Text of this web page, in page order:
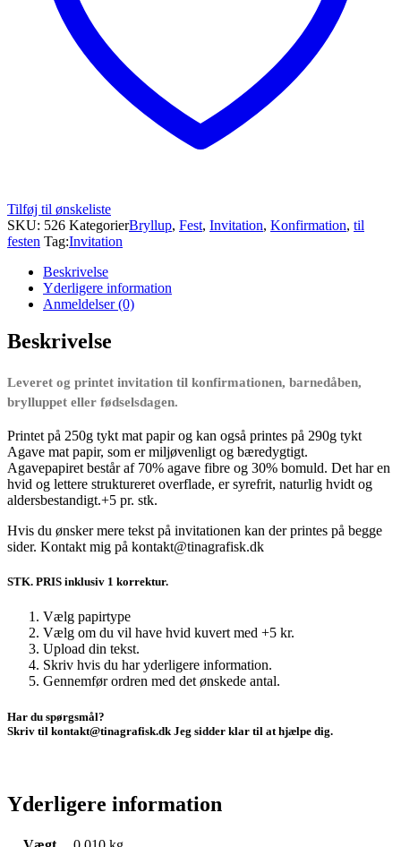
Tilføj til ønskeliste
SKU: 526 KategorierBryllup, Fest, Invitation, Konfirmation, til
festen Tag:Invitation
Beskrivelse
Yderligere information
Anmeldelser (0)
Beskrivelse
Leveret og printet invitation til konfirmationen, barnedåben,
brylluppet eller fødselsdagen.
Printet på 250g tykt mat papir og kan også printes på 290g tykt
Agave mat papir, som er miljøvenligt og bæredygtigt.
Agavepapiret består af 70% agave fibre og 30% bomuld. Det har en
hvid og lettere struktureret overflade, er syrefrit, naturlig hvidt og
aldersbestandigt.+5 pr. stk.
Hvis du ønsker mere tekst på invitationen kan der printes på begge
sider. Kontakt mig på kontakt@tinagrafisk.dk
STK. PRIS inklusiv 1 korrektur.
Vælg papirtype
Vælg om du vil have hvid kuvert med +5 kr.
Upload din tekst.
Skriv hvis du har yderligere information.
Gennemfør ordren med det ønskede antal.
Har du spørgsmål?
Skriv til kontakt@tinagrafisk.dk Jeg sidder klar til at hjælpe dig.
Yderligere information